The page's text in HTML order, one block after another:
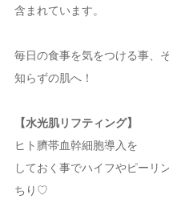
含まれています。
毎日の食事を気をつける事、
知らずの肌へ！
【水光肌リフティング】
ヒト臍帯血幹細胞導入を
しておく事でハイフやピーリ
ちり♡